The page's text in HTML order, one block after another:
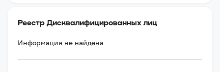
Реестр Дисквалифицированных лиц
Информация не найдена